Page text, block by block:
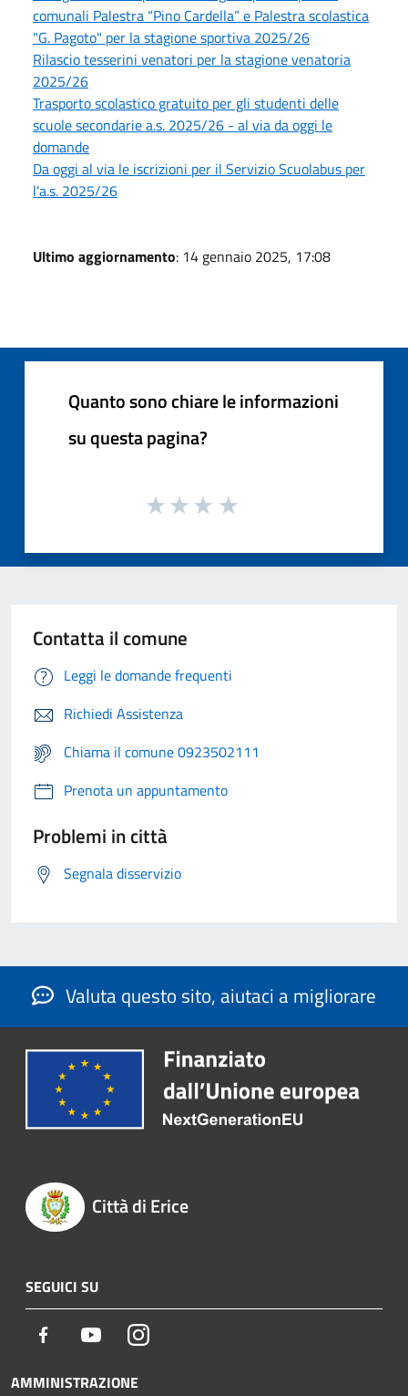
comunali Palestra “Pino Cardella” e Palestra scolastica
"G. Pagoto" per la stagione sportiva 2025/26
Rilascio tesserini venatori per la stagione venatoria
2025/26
Trasporto scolastico gratuito per gli studenti delle
scuole secondarie a.s. 2025/26 - al via da oggi le
domande
Da oggi al via le iscrizioni per il Servizio Scuolabus per
l'a.s. 2025/26
Ultimo aggiornamento: 14 gennaio 2025, 17:08
Quanto sono chiare le informazioni
su questa pagina?
Contatta il comune
Leggi le domande frequenti
Richiedi Assistenza
Chiama il comune 0923502111
Prenota un appuntamento
Problemi in città
Segnala disservizio
Valuta questo sito, aiutaci a migliorare
Città di Erice
SEGUICI SU
Facebook YoutubeInstagram
AMMINISTRAZIONE